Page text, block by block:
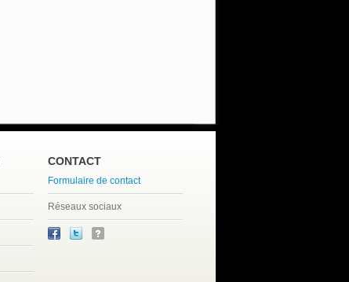
CONTACT
Formulaire de contact
Réseaux sociaux